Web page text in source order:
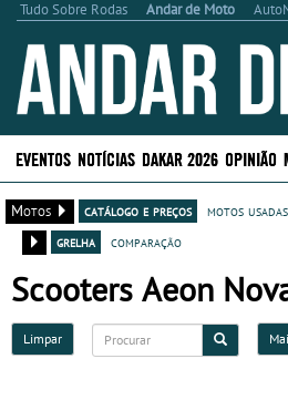
Tudo Sobre Rodas Andar de Moto
EVENTOS NOTÍCIAS DAKAR 2026 OPINIÃO
Motos catálogo e preços motos usadas
grelha
comparação
Scooters Aeon
Limpar